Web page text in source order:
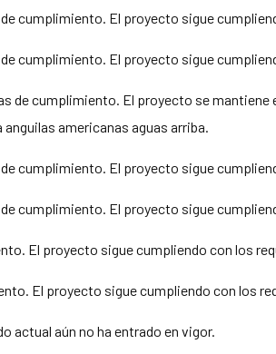
cumplimiento. El proyecto sigue
cumplimiento. El proyecto sigue
de cumplimiento. El proyecto se mantiene
americanas aguas arriba.
cumplimiento. El proyecto sigue
cumplimiento. El proyecto sigue
El proyecto sigue cumpliendo con los
El proyecto sigue cumpliendo con los
actual aún no ha entrado en vigor.